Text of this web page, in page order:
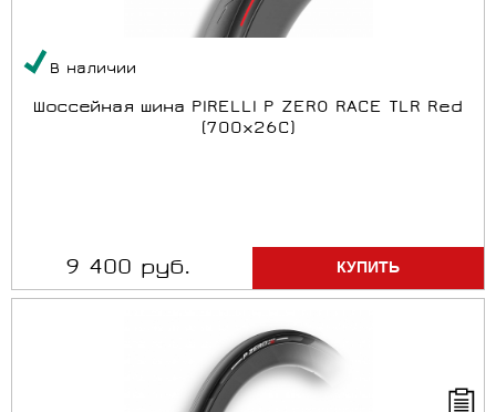
В наличии
Шоссейная шина PIRELLI P ZERO RACE TLR Red
(700x26C)
9 400 руб.